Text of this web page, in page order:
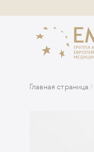
Главная страница